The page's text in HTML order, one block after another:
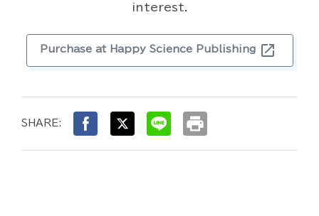
interest.
Purchase at Happy Science Publishing open_in_new
SHARE: print